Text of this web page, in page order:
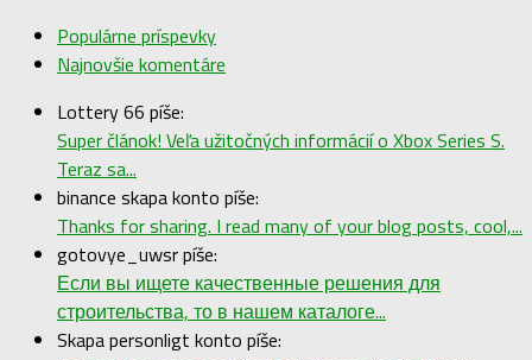
Populárne príspevky
Najnovšie komentáre
Lottery 66 píše:
Super článok! Veľa užitočných informácií o Xbox Series S.
Teraz sa...
binance skapa konto píše:
Thanks for sharing. I read many of your blog posts, cool,...
gotovye_uwsr píše:
Если вы ищете качественные решения для
строительства, то в нашем каталоге...
Skapa personligt konto píše: